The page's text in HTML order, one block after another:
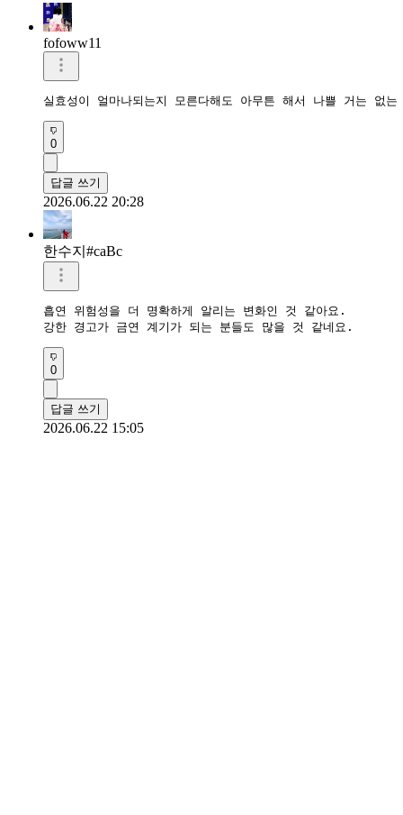
fofoww11
실효성이 얼마나되는지 모른다해도 아무튼 해서 나쁠 거는 없
0
답글 쓰기
2026.06.22 20:28
한수지#caBc
흡연 위험성을 더 명확하게 알리는 변화인 것 같아요.
강한 경고가 금연 계기가 되는 분들도 많을 것 같네요.
0
답글 쓰기
2026.06.22 15:05